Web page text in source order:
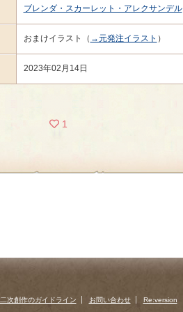
ブレンダ・スカーレット・アレクサンデル
おまけイラスト（ →元発注イラスト ）
2023年02月14日
1
二次創作のガイドライン お問い合わせ Re:version